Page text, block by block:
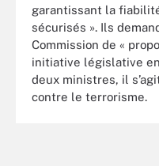
garantissant la
sécurisés ». Ils
Commission de «
initiative législative
deux ministres, il
contre le terrorisme.